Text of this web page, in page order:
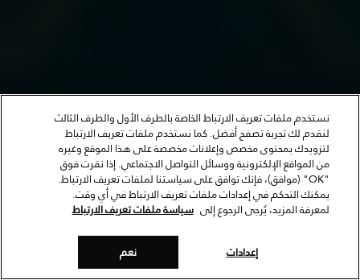
نستخدم ملفات تعريف الارتباط الخاصة بالطرف الأول والطرف الثالث
لنقدم لك تجربة تصفح أفضل. كما نستخدم ملفات تعريف الارتباط
لتزويدك بمحتوى مخصص وإعلانات مخصصة على هذا الموقع وغيره
من المواقع الإلكترونية ووسائل التواصل الاجتماعي. إذا نقرت فوق
"OK" (موافق)، فإنك توافق على سياستنا لملفات تعريف الارتباط.
يمكنك التحكم في إعدادات ملفات تعريف الارتباط في أي وقت.
لمعرفة المزيد، يُرجى الرجوع إلى سياسة ملفات تعريف الارتباط
إعدادات نعم